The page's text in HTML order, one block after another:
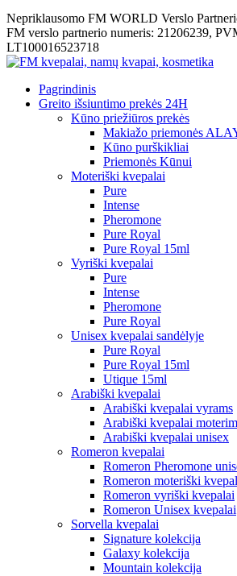
Nepriklausomo FM WORLD Verslo
FM verslo partnerio numeris: 21206239,
LT100016523718
Pagrindinis
Greito išsiuntimo prekės 24H
Kūno priežiūros prekės
Makiažo priemonės
Kūno purškikliai
Priemonės Kūnui
Moteriški kvepalai
Pure
Intense
Pheromone
Pure Royal
Pure Royal 15ml
Vyriški kvepalai
Pure
Intense
Pheromone
Pure Royal
Unisex kvepalai sandėlyje
Pure Royal
Pure Royal 15ml
Utique 15ml
Arabiški kvepalai
Arabiški kvepalai vyrams
Arabiški kvepalai
Arabiški kvepalai unisex
Romeron kvepalai
Romeron Pheromone
Romeron moteriški
Romeron vyriški kvepalai
Romeron Unisex kvepalai
Sorvella kvepalai
Signature kolekcija
Galaxy kolekcija
Mountain kolekcija